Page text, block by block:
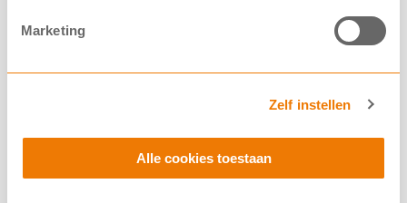
Marketing
Zelf instellen
Alle cookies toestaan
onderzoek, medicijnen, acties en
»